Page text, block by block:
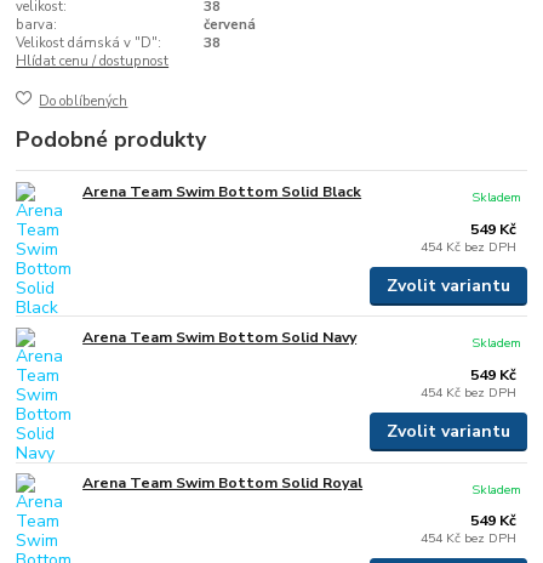
velikost:
38
barva:
červená
Velikost dámská v "D":
38
Hlídat cenu / dostupnost
Do oblíbených
Podobné produkty
Arena Team Swim Bottom Solid Black
549 Kč
454 Kč bez DPH
Skladem
Zvolit variantu
Arena Team Swim Bottom Solid Navy
549 Kč
454 Kč bez DPH
Skladem
Zvolit variantu
Arena Team Swim Bottom Solid Royal
549 Kč
454 Kč bez DPH
Skladem